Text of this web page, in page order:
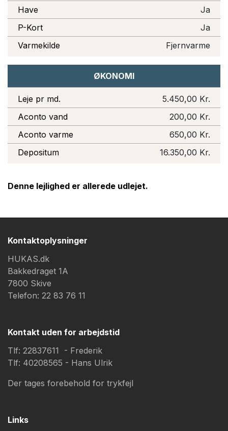
Have
Ja
P-Kort
Ja
Varmekilde
Fjernvarme
ØKONOMI
Leje pr md.
5.450,00 Kr.
Aconto vand
200,00 Kr.
Aconto varme
650,00 Kr.
Depositum
16.350,00 Kr.
Denne lejlighed er allerede udlejet.
Kontaktoplysninger
HUKAS.dk
Bakkedraget 1A
7800 Skive
Telefon: 22 83 76 11
Kontakt uden for arbejdstid
Tlf: 22837611 - Frederik
Tlf: 40208565 - Hans Ulrik
Der tages forebehold for trykfejl
Links